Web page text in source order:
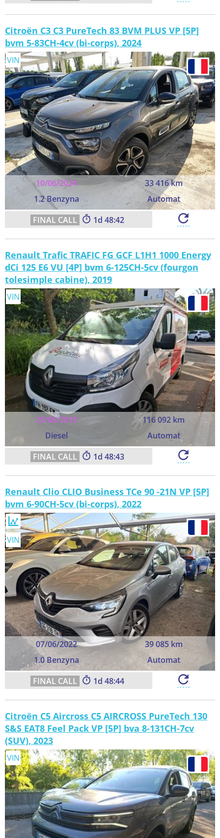
Citroën C3 C3 PureTech 83 BVM PLUS VP [5P]
bvm 5-83CH-4cv (bi-corps), 2024
10/06/2024
33 416 km
1.2 Benzyna
Automat
VIN
1 48:41
Renault Trafic TRAFIC FG GCF L1H1 1000 Energy
dCi 125 E6 VU [4P] bvm 6-125CH-5cv (fourgon
tolesimple cabine), 2019
25/06/2019
116 092 km
Diesel
Automat
VIN
1 48:42
Renault Clio CLIO Business TCe 90 -21N VP [5P]
bvm 6-90CH-5cv (bi-corps), 2022
07/06/2022
39 085 km
1.0 Benzyna
Automat
VIN
1 48:43
Citroën C5 Aircross C5 AIRCROSS PureTech 130
S&S EAT8 Feel Pack VP [5P] bva 8-131CH-7cv
(SUV), 2023
VIN